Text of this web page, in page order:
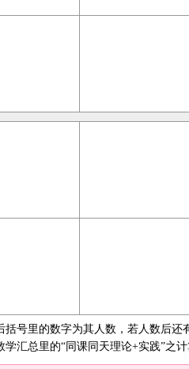
括号里的数字为其人数，若人数后还
学汇总里的“同课同天理论+实践”之